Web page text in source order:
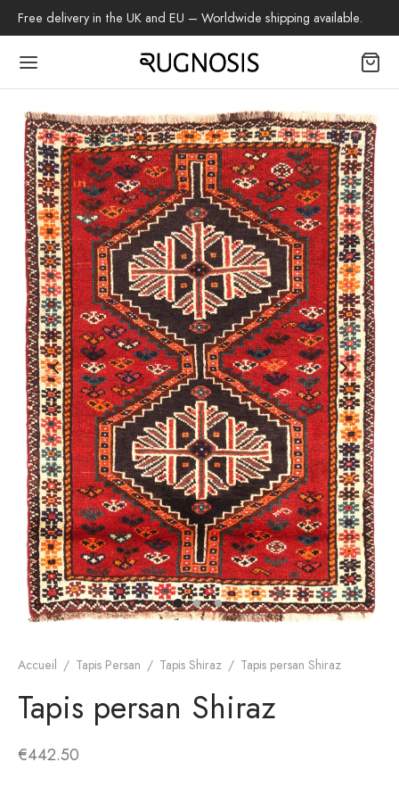
Free delivery in the UK and EU – Worldwide shipping available.
Accueil / Tapis Persan / Tapis Shiraz / Tapis persan Shiraz
Tapis persan Shiraz
€442.50
Back
tapis
Baloutche
de Hamadan
moderne